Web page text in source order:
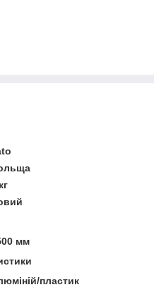
мм
пластик